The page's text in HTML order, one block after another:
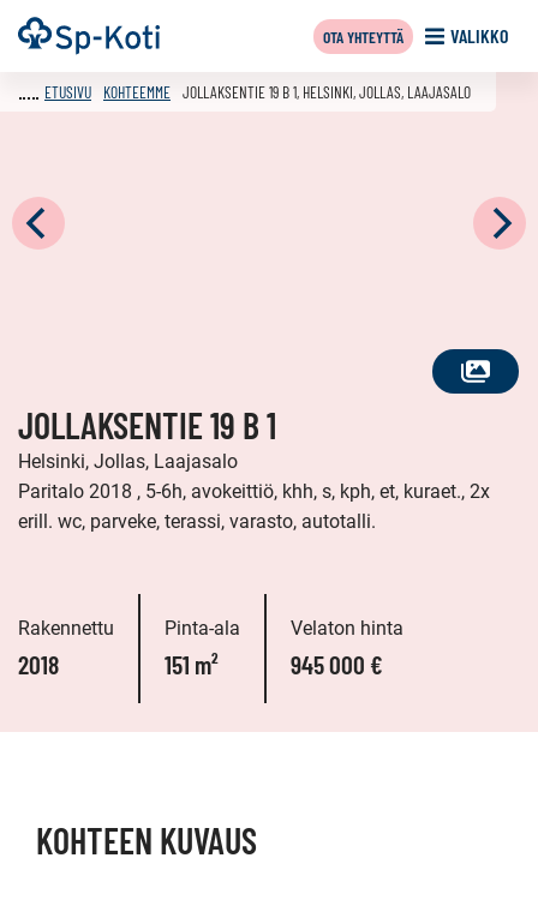
Siirry
sisältöön
Etusivu VALIKKO
OTA YHTEYTTÄ
KATSO
ETUSIVU KOHTEEMME JOLLAKSENTIE 19 B 1, HELSINKI, JOLLAS, LAAJASALO
JOLLAKSENTIE 19 B 1
Helsinki, Jollas, Laajasalo
Paritalo 2018 , 5-6h, avokeittiö, khh, s, kph, et, kuraet., 2x
erill. wc, parveke, terassi, varasto, autotalli.
Rakennettu
2018
Pinta-ala
151 m²
Velaton hinta
945 000 €
KOHTEEN KUVAUS